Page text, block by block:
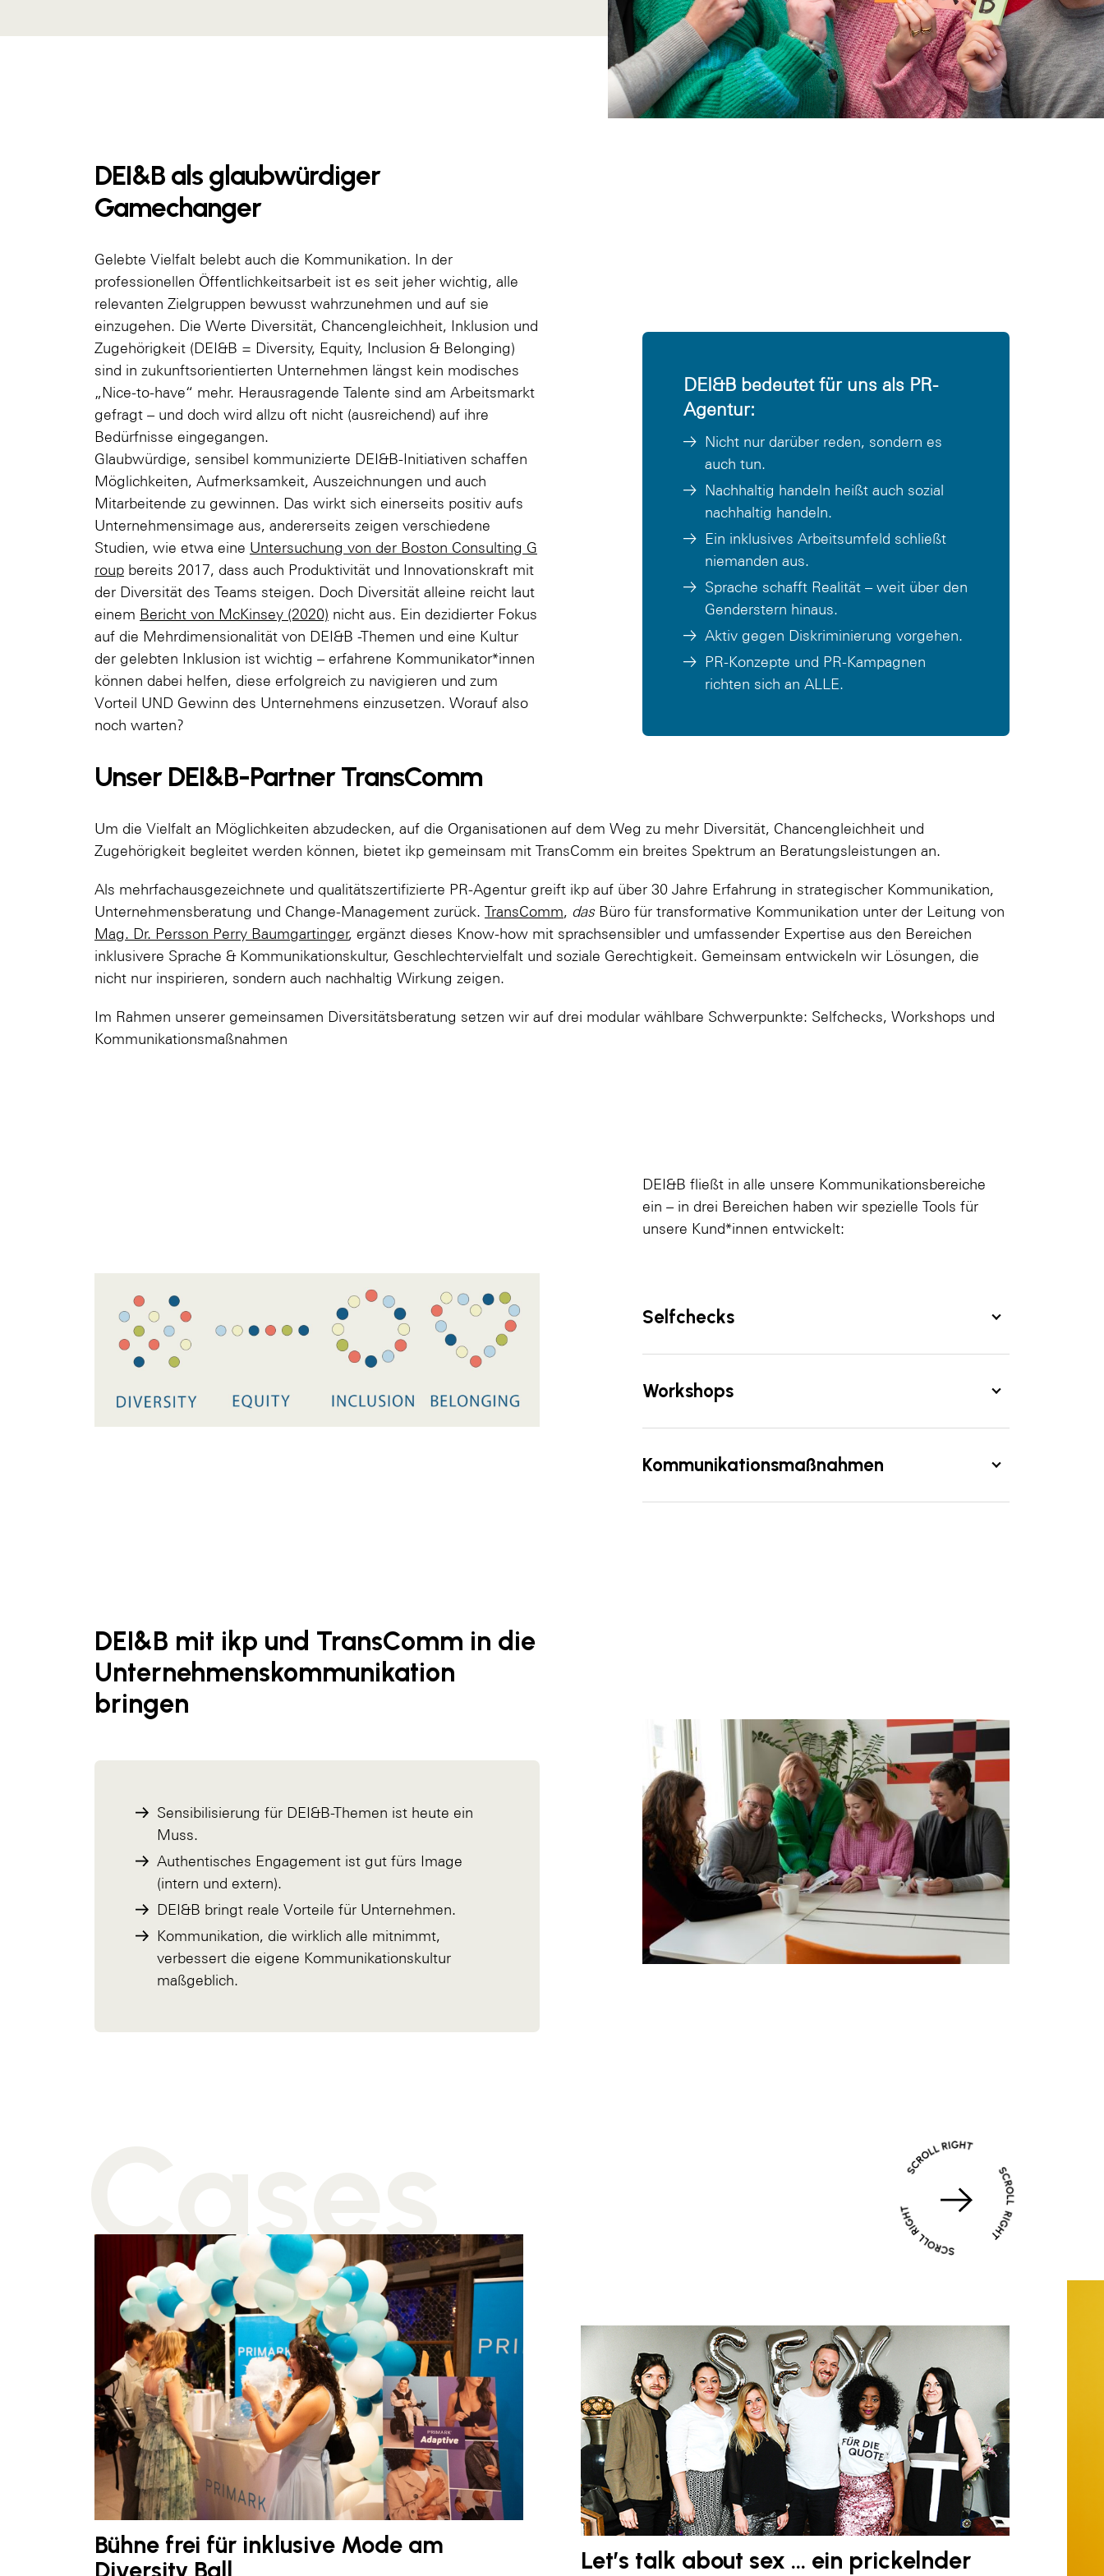
DEI&B bedeutet für uns als PR-
Agentur:
Nicht nur darüber reden, sondern es
auch tun.
Nachhaltig handeln heißt auch sozial
nachhaltig handeln.
Ein inklusives Arbeitsumfeld schließt
niemanden aus.
Sprache schafft Realität – weit über den
Genderstern hinaus.
Aktiv gegen Diskriminierung vorgehen.
PR-Konzepte und PR-Kampagnen
richten sich an ALLE.
DEI&B als glaubwürdiger
Gamechanger
Gelebte Vielfalt belebt auch die Kommunikation. In der
professionellen Öffentlichkeitsarbeit ist es seit jeher wichtig, alle
relevanten Zielgruppen bewusst wahrzunehmen und auf sie
einzugehen. Die Werte Diversität, Chancengleichheit, Inklusion und
Zugehörigkeit (DEI&B = Diversity, Equity, Inclusion & Belonging)
sind in zukunftsorientierten Unternehmen längst kein modisches
„Nice-to-have“ mehr. Herausragende Talente sind am Arbeitsmarkt
gefragt – und doch wird allzu oft nicht (ausreichend) auf ihre
Bedürfnisse eingegangen.
Glaubwürdige, sensibel kommunizierte DEI&B-Initiativen schaffen
Möglichkeiten, Aufmerksamkeit, Auszeichnungen und auch
Mitarbeitende zu gewinnen. Das wirkt sich einerseits positiv aufs
Unternehmensimage aus, andererseits zeigen verschiedene
Studien, wie etwa eine Untersuchung von der Boston Consulting G
roup bereits 2017, dass auch Produktivität und Innovationskraft mit
der Diversität des Teams steigen. Doch Diversität alleine reicht laut
einem Bericht von McKinsey (2020) nicht aus. Ein dezidierter Fokus
auf die Mehrdimensionalität von DEI&B -Themen und eine Kultur
der gelebten Inklusion ist wichtig – erfahrene Kommunikator*innen
können dabei helfen, diese erfolgreich zu navigieren und zum
Vorteil UND Gewinn des Unternehmens einzusetzen. Worauf also
noch warten?
Unser DEI&B-Partner TransComm
Um die Vielfalt an Möglichkeiten abzudecken, auf die Organisationen auf dem Weg zu mehr Diversität, Chancengleichheit und
Zugehörigkeit begleitet werden können, bietet ikp gemeinsam mit TransComm ein breites Spektrum an Beratungsleistungen an.
Als mehrfachausgezeichnete und qualitätszertifizierte PR-Agentur greift ikp auf über 30 Jahre Erfahrung in strategischer Kommunikation,
Unternehmensberatung und Change-Management zurück. TransComm, das Büro für transformative Kommunikation unter der Leitung von
Mag. Dr. Persson Perry Baumgartinger, ergänzt dieses Know-how mit sprachsensibler und umfassender Expertise aus den Bereichen
inklusivere Sprache & Kommunikationskultur, Geschlechtervielfalt und soziale Gerechtigkeit. Gemeinsam entwickeln wir Lösungen, die
nicht nur inspirieren, sondern auch nachhaltig Wirkung zeigen.
Im Rahmen unserer gemeinsamen Diversitätsberatung setzen wir auf drei modular wählbare Schwerpunkte: Selfchecks, Workshops und
Kommunikationsmaßnahmen
DEI&B fließt in alle unsere Kommunikationsbereiche
ein – in drei Bereichen haben wir spezielle Tools für
unsere Kund*innen entwickelt:
Selfchecks
Workshops
Kommunikationsmaßnahmen
DEI&B mit ikp und TransComm in die
Unternehmenskommunikation
bringen
Sensibilisierung für DEI&B-Themen ist heute ein
Muss.
Authentisches Engagement ist gut fürs Image
(intern und extern).
DEI&B bringt reale Vorteile für Unternehmen.
Kommunikation, die wirklich alle mitnimmt,
verbessert die eigene Kommunikationskultur
maßgeblich.
Bühne frei für inklusive Mode am
Diversity Ball
Let’s talk about sex … ein prickelnder